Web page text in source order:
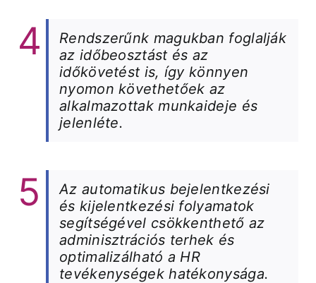
Rendszerűnk magukban foglalják
az időbeosztást és az
időkövetést is, így könnyen
nyomon követhetőek az
alkalmazottak munkaideje és
jelenléte.
Az automatikus bejelentkezési
és kijelentkezési folyamatok
segítségével csökkenthető az
adminisztrációs terhek és
optimalizálható a HR
tevékenységek hatékonysága.